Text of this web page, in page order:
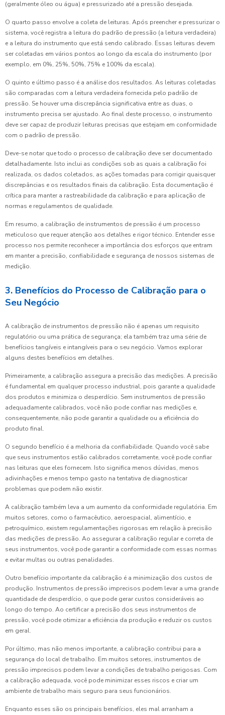
(geralmente óleo ou água) e pressurizado até a pressão desejada.
O quarto passo envolve a coleta de leituras. Após preencher e pressurizar o
sistema, você registra a leitura do padrão de pressão (a leitura verdadeira)
e a leitura do instrumento que está sendo calibrado. Essas leituras devem
ser coletadas em vários pontos ao longo da escala do instrumento (por
exemplo, em 0%, 25%, 50%, 75% e 100% da escala).
O quinto e último passo é a análise dos resultados. As leituras coletadas
são comparadas com a leitura verdadeira fornecida pelo padrão de
pressão. Se houver uma discrepância significativa entre as duas, o
instrumento precisa ser ajustado. Ao final deste processo, o instrumento
deve ser capaz de produzir leituras precisas que estejam em conformidade
com o padrão de pressão.
Deve-se notar que todo o processo de calibração deve ser documentado
detalhadamente. Isto inclui as condições sob as quais a calibração foi
realizada, os dados coletados, as ações tomadas para corrigir quaisquer
discrepâncias e os resultados finais da calibração. Esta documentação é
crítica para manter a rastreabilidade da calibração e para aplicação de
normas e regulamentos de qualidade.
Em resumo, a calibração de instrumentos de pressão é um processo
meticuloso que requer atenção aos detalhes e rigor técnico. Entender esse
processo nos permite reconhecer a importância dos esforços que entram
em manter a precisão, confiabilidade e segurança de nossos sistemas de
medição.
3. Benefícios do Processo de Calibração para o
Seu Negócio
A calibração de instrumentos de pressão não é apenas um requisito
regulatório ou uma prática de segurança; ela também traz uma série de
benefícios tangíveis e intangíveis para o seu negócio. Vamos explorar
alguns destes benefícios em detalhes.
Primeiramente, a calibração assegura a precisão das medições. A precisão
é fundamental em qualquer processo industrial, pois garante a qualidade
dos produtos e minimiza o desperdício. Sem instrumentos de pressão
adequadamente calibrados, você não pode confiar nas medições e,
consequentemente, não pode garantir a qualidade ou a eficiência do
produto final.
O segundo benefício é a melhoria da confiabilidade. Quando você sabe
que seus instrumentos estão calibrados corretamente, você pode confiar
nas leituras que eles fornecem. Isto significa menos dúvidas, menos
adivinhações e menos tempo gasto na tentativa de diagnosticar
problemas que podem não existir.
A calibração também leva a um aumento da conformidade regulatória. Em
muitos setores, como o farmacêutico, aeroespacial, alimentício, e
petroquímico, existem regulamentações rigorosas em relação à precisão
das medições de pressão. Ao assegurar a calibração regular e correta de
seus instrumentos, você pode garantir a conformidade com essas normas
e evitar multas ou outras penalidades.
Outro benefício importante da calibração é a minimização dos custos de
produção. Instrumentos de pressão imprecisos podem levar a uma grande
quantidade de desperdício, o que pode gerar custos consideráveis ​​ao
longo do tempo. Ao certificar a precisão dos seus instrumentos de
pressão, você pode otimizar a eficiência da produção e reduzir os custos
em geral.
Por último, mas não menos importante, a calibração contribui para a
segurança do local de trabalho. Em muitos setores, instrumentos de
pressão imprecisos podem levar a condições de trabalho perigosas. Com
a calibração adequada, você pode minimizar esses riscos e criar um
ambiente de trabalho mais seguro para seus funcionários.
Enquanto esses são os principais benefícios, eles mal arranham a